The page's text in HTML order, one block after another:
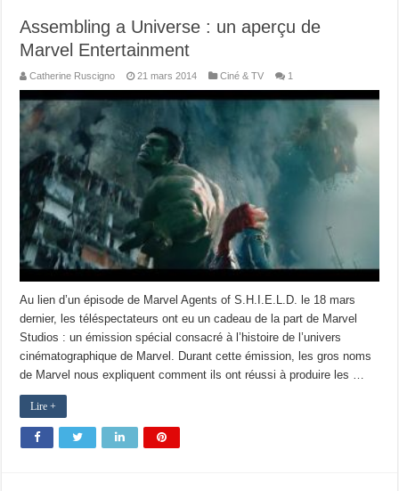
Assembling a Universe : un aperçu de
Marvel Entertainment
Catherine Ruscigno 21 mars 2014 Ciné & TV 1
Au lien d’un épisode de Marvel Agents of S.H.I.E.L.D. le 18 mars
dernier, les téléspectateurs ont eu un cadeau de la part de Marvel
Studios : un émission spécial consacré à l’histoire de l’univers
cinématographique de Marvel. Durant cette émission, les gros noms
de Marvel nous expliquent comment ils ont réussi à produire les …
Lire +